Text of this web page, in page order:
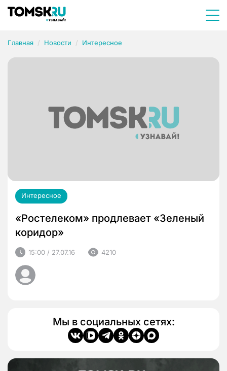
Главная Новости Интересное
Интересное
«Ростелеком» продлевает «Зеленый
коридор»
15:00 / 27.07.16 4210
Мы в социальных сетях: